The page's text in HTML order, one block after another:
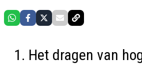
1. Het dragen van